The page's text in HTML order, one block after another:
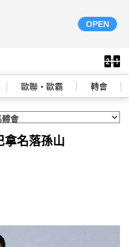
OPEN
歐聯‧歐霸 轉會
拿名落孫山